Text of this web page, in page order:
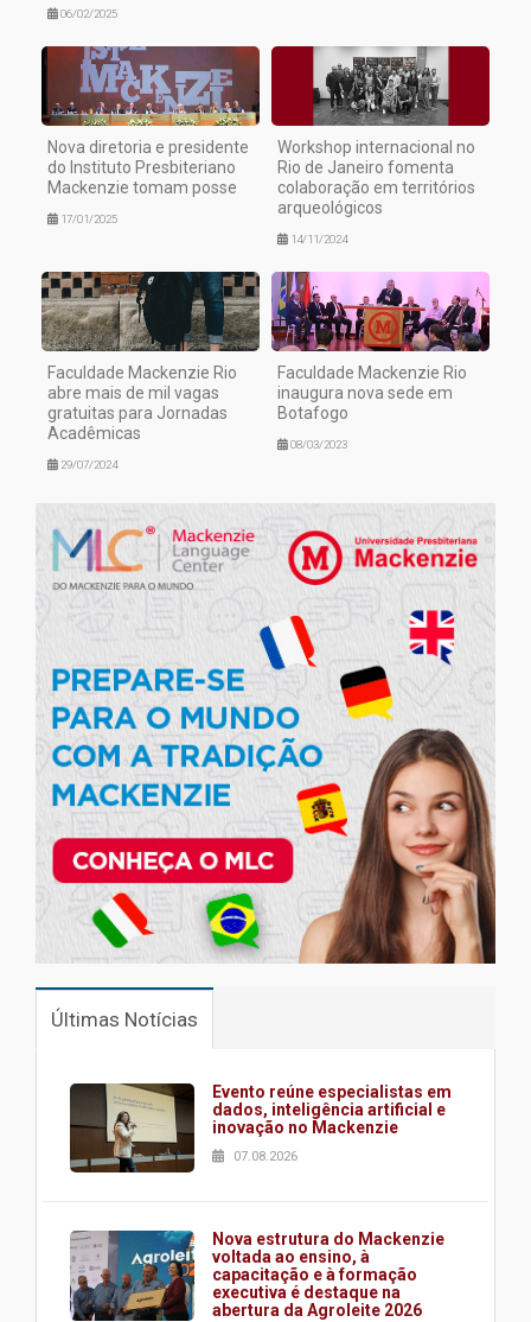
06/02/2025
Nova diretoria e presidente
do Instituto Presbiteriano
Mackenzie tomam posse
17/01/2025
Workshop internacional no
Rio de Janeiro fomenta
colaboração em territórios
arqueológicos
14/11/2024
Faculdade Mackenzie Rio
abre mais de mil vagas
gratuitas para Jornadas
Acadêmicas
29/07/2024
Faculdade Mackenzie Rio
inaugura nova sede em
Botafogo
08/03/2023
Últimas Notícias
Evento reúne especialistas em
dados, inteligência artificial e
inovação no Mackenzie
07.08.2026
Nova estrutura do Mackenzie
voltada ao ensino, à
capacitação e à formação
executiva é destaque na
abertura da Agroleite 2026